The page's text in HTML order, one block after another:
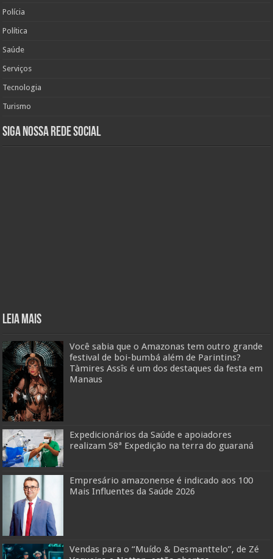
Polícia
Política
Saúde
Serviços
Tecnologia
Turismo
Siga nossa rede social
Leia mais
Você sabia que o Amazonas tem outro grande
festival de boi-bumbá além de Parintins?
Tàmires Assîs é um dos destaques da festa em
Manaus
Expedicionários da Saúde e apoiadores
realizam 58ª Expedição na terra do guaraná
Empresário amazonense é indicado aos 100
Mais Influentes da Saúde 2026
Vendas para o “Muído & Desmanttelo”, de Zé